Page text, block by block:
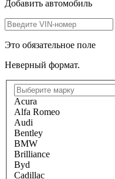
Добавить автомобиль
Это обязательное поле
Неверный формат.
Acura
Alfa Romeo
Audi
Bentley
BMW
Brilliance
Byd
Cadillac